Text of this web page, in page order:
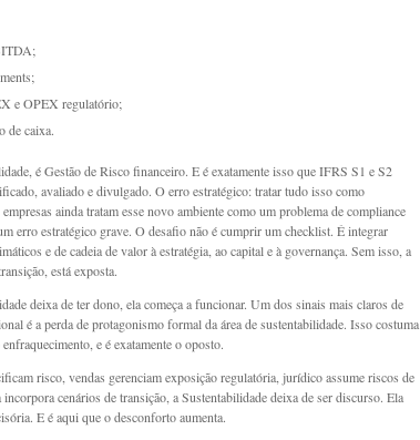
e OPEX regulatório;
de caixa.
é Gestão de Risco financeiro. E é exatamente isso que IFRS S1 e S2
avaliado e divulgado. O erro estratégico: tratar tudo isso como
ainda tratam esse novo ambiente como um problema de compliance
erro estratégico grave. O desafio não é cumprir um checklist. É integrar
e de cadeia de valor à estratégia, ao capital e à governança. Sem isso, a
está exposta.
deixa de ter dono, ela começa a funcionar. Um dos sinais mais claros de
é a perda de protagonismo formal da área de sustentabilidade. Isso costuma
e é exatamente o oposto.
risco, vendas gerenciam exposição regulatória, jurídico assume riscos de
incorpora cenários de transição, a Sustentabilidade deixa de ser discurso. Ela
E é aqui que o desconforto aumenta.